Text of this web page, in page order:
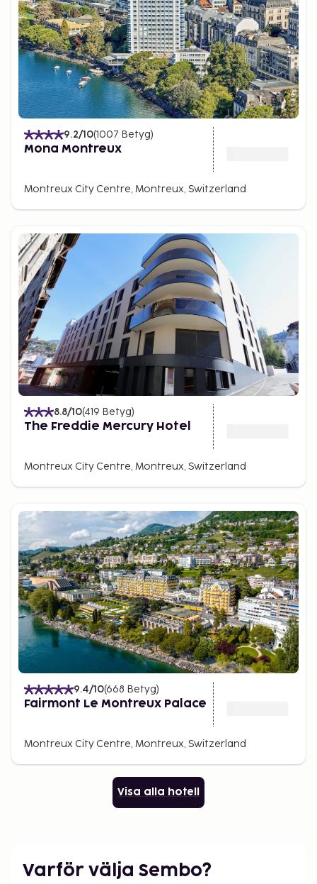
9.2/10(1007 Betyg)
Mona Montreux
Montreux City Centre, Montreux, Switzerland
8.8/10(419 Betyg)
The Freddie Mercury Hotel
Montreux City Centre, Montreux, Switzerland
9.4/10(668 Betyg)
Fairmont Le Montreux Palace
Montreux City Centre, Montreux, Switzerland
Visa alla hotell
Varför välja Sembo?